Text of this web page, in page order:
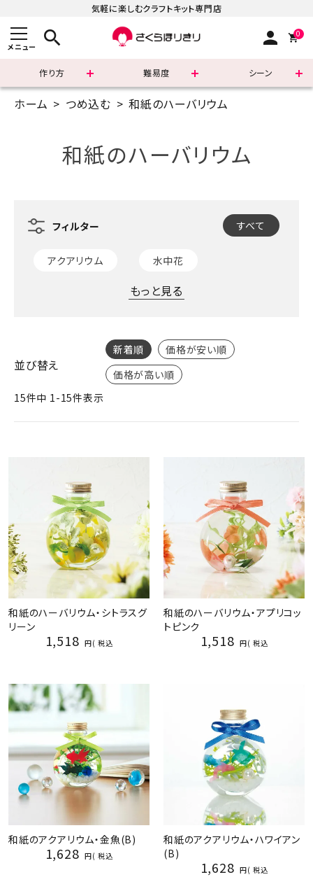
気軽に楽しむクラフトキット専門店
メニュー search person 0
作り方 難易度 シーン
まずはこちら
コーポレートサイト
介護施設関係の方へ
最新のチラシはこちら
お問い合わせ
ACCOUNT MENU
ようこそ ゲスト 様
meeting_room ログイン person 会員登録
ホーム つめ込む 和紙のハーバリウム
和紙のハーバリウム
すべて
アクアリウム 水中花
もっと見る
並び替え
新着順
価格が安い順
価格が高い順
15件中 1-15件表示
和紙のハーバリウム・シトラスグ
リーン
1,518 税込
和紙のハーバリウム・アプリコッ
トピンク
1,518 税込
和紙のアクアリウム・金魚(B)
1,628 税込
和紙のアクアリウム・ハワイアン
(B)
1,628 税込